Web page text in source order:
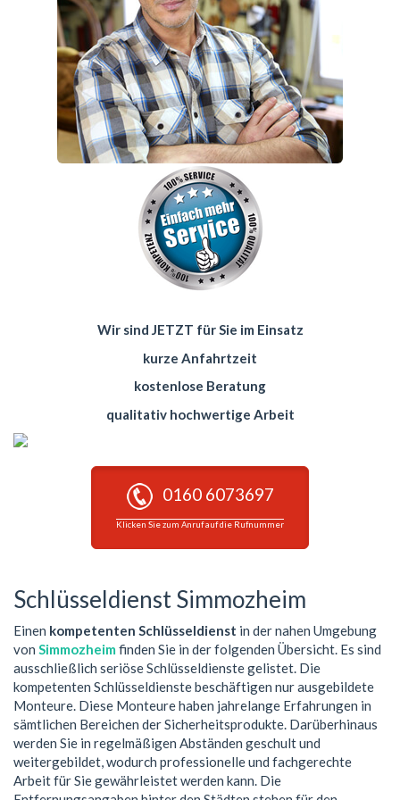
Wir sind JETZT für Sie im Einsatz
kurze Anfahrtzeit
kostenlose Beratung
qualitativ hochwertige Arbeit
0160 6073697
Klicken Sie zum Anruf auf die Rufnummer
Schlüsseldienst Simmozheim
Einen kompetenten Schlüsseldienst in der nahen Umgebung
von Simmozheim finden Sie in der folgenden Übersicht. Es sind
ausschließlich seriöse Schlüsseldienste gelistet. Die
kompetenten Schlüsseldienste beschäftigen nur ausgebildete
Monteure. Diese Monteure haben jahrelange Erfahrungen in
sämtlichen Bereichen der Sicherheitsprodukte. Darüberhinaus
werden Sie in regelmäßigen Abständen geschult und
weitergebildet, wodurch professionelle und fachgerechte
Arbeit für Sie gewährleistet werden kann. Die